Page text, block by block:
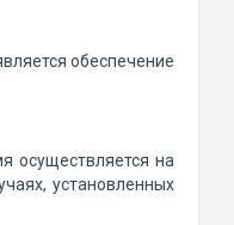
обеспечение
осуществляется на
установленных